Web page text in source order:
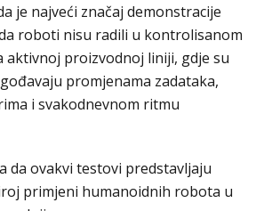
je najveći značaj demonstracije
roboti nisu radili u kontrolisanom
aktivnoj proizvodnoj liniji, gdje su
promjenama zadataka,
i svakodnevnom ritmu
da ovakvi testovi predstavljaju
primjeni humanoidnih robota u